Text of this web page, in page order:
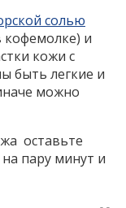
солью
кофемолке) и
кожи с
быть легкие и
можно
оставьте
пару минут и